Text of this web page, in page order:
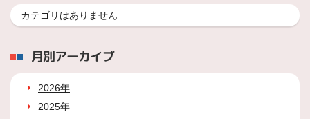
カテゴリはありません
月別アーカイブ
2026年
2025年